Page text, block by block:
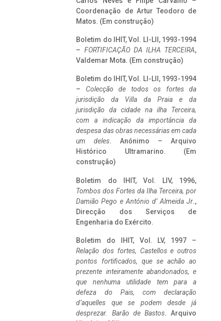
Coordenação de Artur Teodoro de
Matos. (Em construção)
Boletim do IHIT, Vol. LI-LII, 1993-1994
– FORTIFICAÇÃO DA ILHA TERCEIRA,
Valdemar Mota. (Em construção)
Boletim do IHIT, Vol. LI-LII, 1993-1994
– Colecção de todos os fortes da
jurisdição da Villa da Praia e da
jurisdição da cidade na ilha Terceira,
com a indicação da importância da
despesa das obras necessárias em cada
um deles. Anónimo – Arquivo
Histórico Ultramarino. (Em
construção)
Boletim do IHIT, Vol. LIV, 1996,
Tombos dos Fortes da Ilha Terceira, por
Damião Pego e António d’ Almeida Jr.,
Direcção dos Serviços de
Engenharia do Exército.
Boletim do IHIT, Vol. LV, 1997 –
Relação dos fortes, Castellos e outros
pontos fortificados, que se achão ao
prezente inteiramente abandonados, e
que nenhuma utilidade tem para a
defeza do Pais, com declaração
d’aquelles que se podem desde já
desprezar. Barão de Bastos. Arquivo